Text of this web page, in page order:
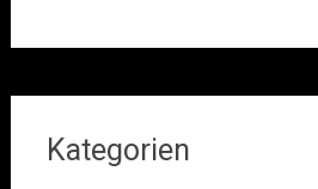
Kategorien